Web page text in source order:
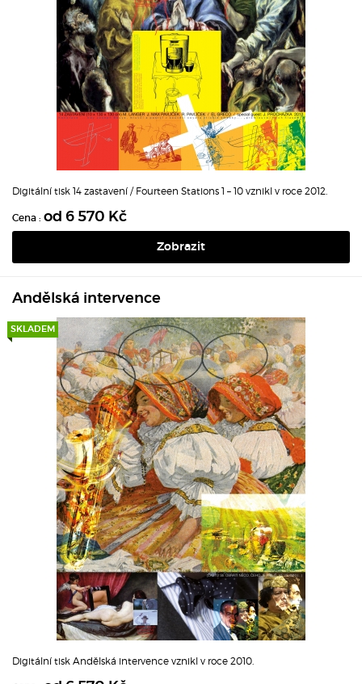
Digitální tisk 14 zastavení / Fourteen Stations 1 – 10 vznikl v roce 2012.
Cena : od 6 570 Kč
Zobrazit
Andělská intervence
SKLADEM
Digitální tisk Andělská intervence vznikl v roce 2010.